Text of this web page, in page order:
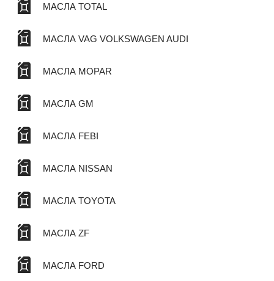
МАСЛА TOTAL
МАСЛА VAG VOLKSWAGEN AUDI
МАСЛА MOPAR
МАСЛА GM
МАСЛА FEBI
МАСЛА NISSAN
МАСЛА TOYOTA
МАСЛА ZF
МАСЛА FORD